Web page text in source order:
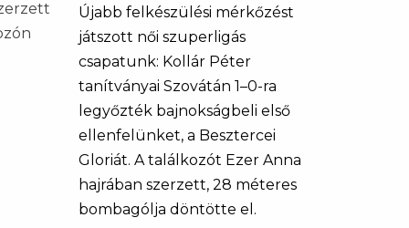
Újabb felkészülési mérkőzést
játszott női szuperligás
csapatunk: Kollár Péter
tanítványai Szovátán 1–0-ra
legyőzték bajnokságbeli első
ellenfelünket, a Besztercei
Gloriát. A találkozót Ezer Anna
hajrában szerzett, 28 méteres
bombagólja döntötte el.